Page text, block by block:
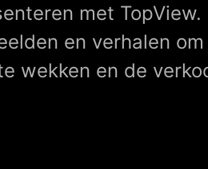
met TopView.
en verhalen
wekken en de